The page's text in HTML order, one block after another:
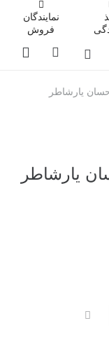
نمایندگان
فروش
یارشاطر
یارشاطر